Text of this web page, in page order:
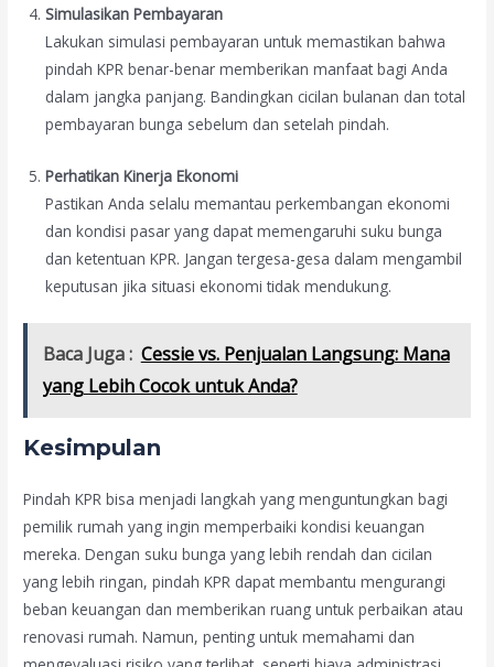
Simulasikan Pembayaran
Lakukan simulasi pembayaran untuk memastikan bahwa
pindah KPR benar-benar memberikan manfaat bagi Anda
dalam jangka panjang. Bandingkan cicilan bulanan dan total
pembayaran bunga sebelum dan setelah pindah.
Perhatikan Kinerja Ekonomi
Pastikan Anda selalu memantau perkembangan ekonomi
dan kondisi pasar yang dapat memengaruhi suku bunga
dan ketentuan KPR. Jangan tergesa-gesa dalam mengambil
keputusan jika situasi ekonomi tidak mendukung.
Baca Juga : Cessie vs. Penjualan Langsung: Mana
yang Lebih Cocok untuk Anda?
Kesimpulan
Pindah KPR bisa menjadi langkah yang menguntungkan bagi
pemilik rumah yang ingin memperbaiki kondisi keuangan
mereka. Dengan suku bunga yang lebih rendah dan cicilan
yang lebih ringan, pindah KPR dapat membantu mengurangi
beban keuangan dan memberikan ruang untuk perbaikan atau
renovasi rumah. Namun, penting untuk memahami dan